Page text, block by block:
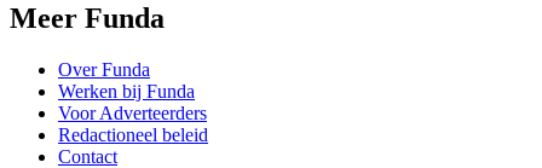
Meer Funda
Over Funda
Werken bij Funda
Voor Adverteerders
Redactioneel beleid
Contact